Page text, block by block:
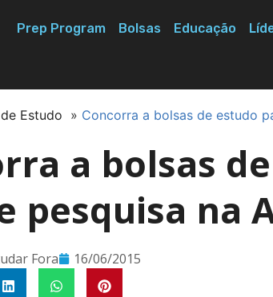
Prep Program Bolsas Educação
Estudo » Concorra a bolsas de estudo
a bolsas
pesquisa na
Fora 16/06/2015